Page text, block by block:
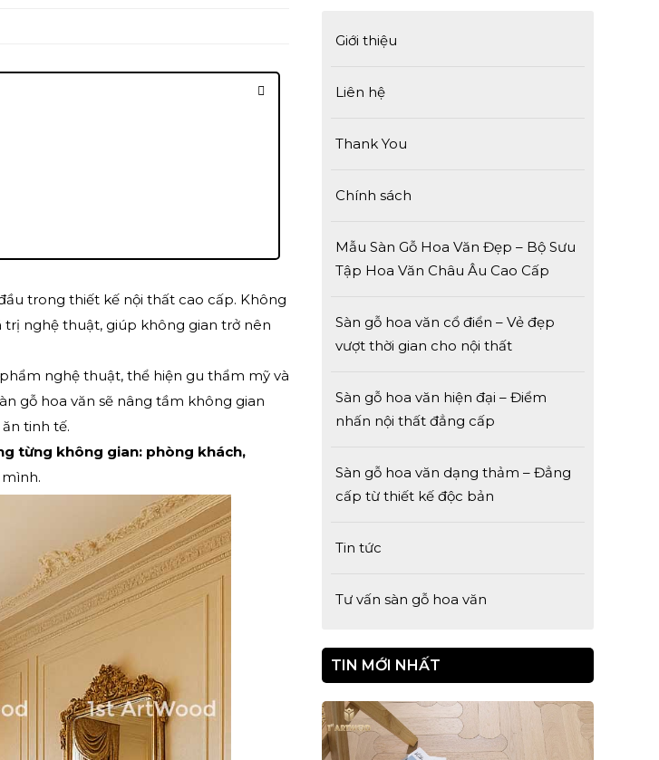
trong thiết kế nội thất cao cấp. Không
trị nghệ thuật, giúp không gian trở nên
nghệ thuật, thể hiện gu thẩm mỹ và
gỗ hoa văn sẽ nâng tầm không gian
tinh tế.
từng không gian: phòng khách,
Giới thiệu
Liên hệ
Thank You
Chính sách
Mẫu Sàn Gỗ Hoa Văn Đẹp – Bộ Sưu
Tập Hoa Văn Châu Âu Cao Cấp
Sàn gỗ hoa văn cổ điển – Vẻ đẹp
vượt thời gian cho nội thất
Sàn gỗ hoa văn hiện đại – Điểm
nhấn nội thất đẳng cấp
Sàn gỗ hoa văn dạng thảm – Đẳng
cấp từ thiết kế độc bản
Tin tức
Tư vấn sàn gỗ hoa văn
TIN MỚI NHẤT